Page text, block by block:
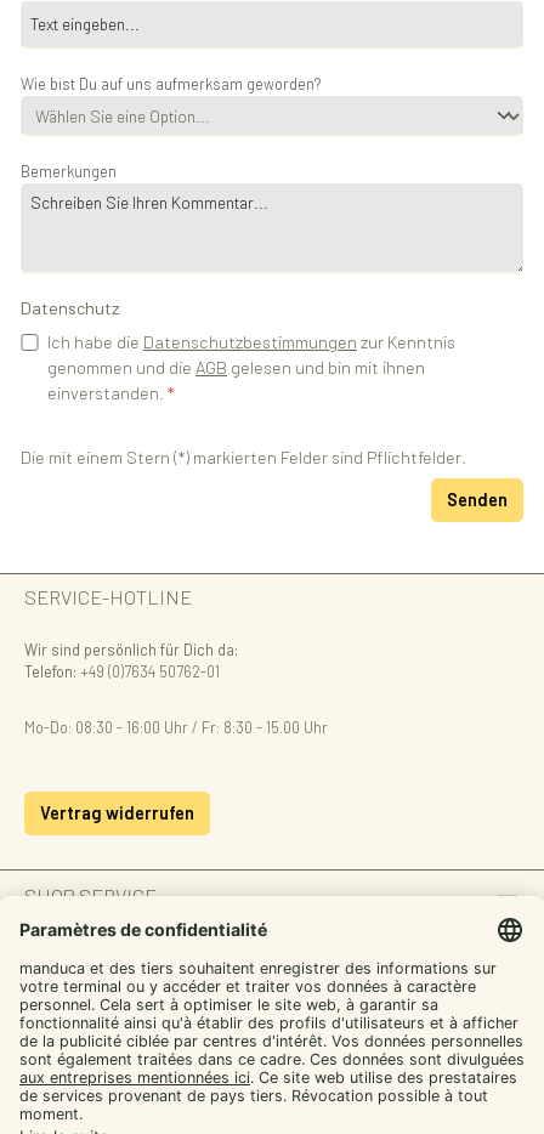
Wie bist Du auf uns aufmerksam geworden?
Bemerkungen
Datenschutz
Ich habe die Datenschutzbestimmungen zur Kenntnis
genommen und die AGB gelesen und bin mit ihnen
einverstanden. *
Die mit einem Stern (*) markierten Felder sind Pflichtfelder.
Senden
SERVICE-HOTLINE
Wir sind persönlich für Dich da:
Telefon: +49 (0)7634 50762-01
Mo-Do: 08:30 - 16:00 Uhr / Fr: 8:30 - 15.00 Uhr
Vertrag widerrufen
SHOP SERVICE
INFORMATION
ZAHLUNGSARTEN
SICHER EINKAUFEN
UNSERE COMMUNITIES